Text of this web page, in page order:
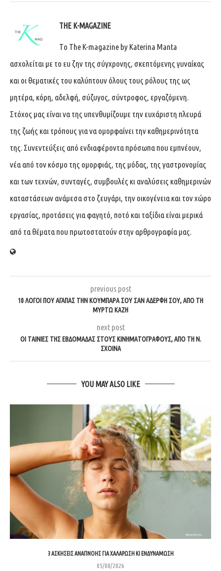
THE K-MAGAZINE
Tο The K-magazine by Katerina Manta
ασχολείται με το ευ ζην της σύγχρονης, σκεπτόμενης γυναίκας
και οι θεματικές του καλύπτουν όλους τους ρόλους της ως
μητέρα, κόρη, αδελφή, σύζυγος, σύντροφος, εργαζόμενη.
Στόχος μας είναι να της υπενθυμίζουμε την ευχάριστη πλευρά
της ζωής και τρόπους για να ομορφαίνει την καθημερινότητα
της. Συνεντεύξεις από ενδιαφέροντα πρόσωπα που εμπνέουν,
νέα από τον κόσμο της ομορφιάς, της μόδας, της γαστρονομίας
και των τεχνών, συνταγές, συμβουλές κι αναλύσεις καθημερινών
καταστάσεων ανάμεσα στο ζευγάρι, την οικογένεια και τον χώρο
εργασίας, προτάσεις για φαγητό, ποτό και ταξίδια είναι μερικά
από τα θέματα που πρωτοστατούν στην αρθρογραφία μας.
previous post
10 ΛΌΓΟΙ ΠΟΥ ΑΓΑΠΆΣ ΤΗΝ ΚΟΥΜΠΆΡΑ ΣΟΥ ΣΑΝ ΑΔΕΡΦΉ ΣΟΥ, ΑΠΌ ΤΗ
ΜΥΡΤΏ ΚΆΖΗ
next post
ΟΙ ΤΑΙΝΊΕΣ ΤΗΣ ΕΒΔΟΜΆΔΑΣ ΣΤΟΥΣ ΚΙΝΗΜΑΤΟΓΡΆΦΟΥΣ, ΑΠΌ ΤΗ Ν.
ΣΧΟΙΝΆ
YOU MAY ALSO LIKE
3 ΑΣΚΉΣΕΙΣ ΑΝΑΠΝΟΉΣ ΓΙΑ ΧΑΛΆΡΩΣΗ ΚΙ ΕΝΔΥΝΆΜΩΣΗ
05/08/2026